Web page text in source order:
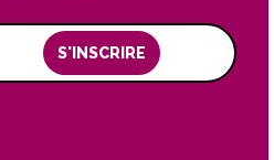
S'INSCRIRE